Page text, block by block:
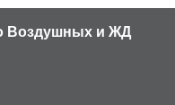
Воздушных и ЖД